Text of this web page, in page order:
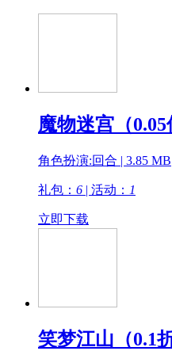
魔物迷宫（
角色扮演:回合 | 3.85 MB
礼包： 6 | 活动： 1
立即下载
笑梦江山（0.1